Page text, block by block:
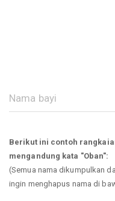
Berikut ini contoh
mengandung kata "Oban":
(Semua nama dikumpulkan
ingin menghapus nama di